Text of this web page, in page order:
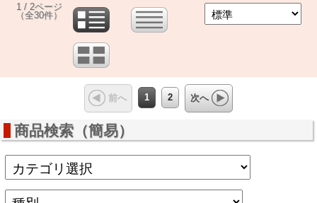
1 / 2ページ
（全30件）
前へ 1 2 次へ
商品検索（簡易）